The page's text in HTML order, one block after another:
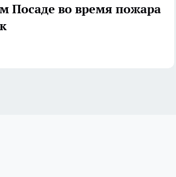
Посаде во время пожара